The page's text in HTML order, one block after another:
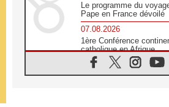
Le programme du
Pape en France dévoilé
07.08.2026
1ère Conférence
catholique en Afrique
07.08.2026
Un logo symbolique